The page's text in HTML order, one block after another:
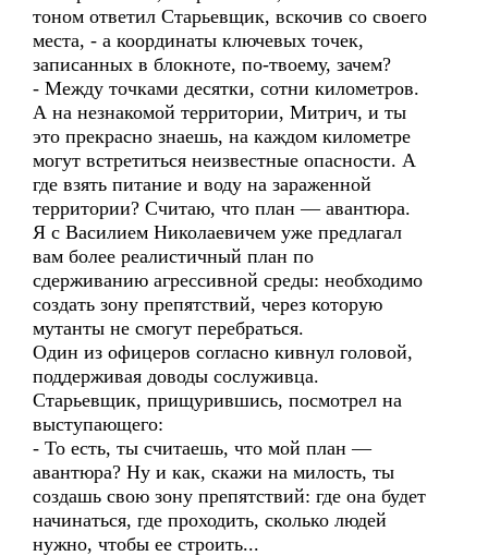
тоном ответил Старьевщик, вскочив со своего
места, - а координаты ключевых точек,
записанных в блокноте, по-твоему, зачем?
- Между точками десятки, сотни километров.
А на незнакомой территории, Митрич, и ты
это прекрасно знаешь, на каждом километре
могут встретиться неизвестные опасности. А
где взять питание и воду на зараженной
территории? Считаю, что план — авантюра.
Я с Василием Николаевичем уже предлагал
вам более реалистичный план по
сдерживанию агрессивной среды: необходимо
создать зону препятствий, через которую
мутанты не смогут перебраться.
Один из офицеров согласно кивнул головой,
поддерживая доводы сослуживца.
Старьевщик, прищурившись, посмотрел на
выступающего:
- То есть, ты считаешь, что мой план —
авантюра? Ну и как, скажи на милость, ты
создашь свою зону препятствий: где она будет
начинаться, где проходить, сколько людей
нужно, чтобы ее строить...